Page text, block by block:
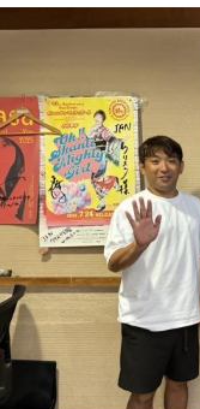
ラジルが1点負けて
すごいんです。それ
には、前半よりもエ
れども、ブラジルの
だ、これは日本だけ
グランドもそういう
ういうスポーツなん
つまり、ベンチから
るほど簡単なスポー
それに対してまた変
はW杯アジア地区最
を引退した後は、サ
ほか、講演会やサッ
活かしながら幅広く
◆福田正博がW杯ブ
藤木：ブラジル戦で
ターセプトからのゴ
は日本がボールを持
ってからブラジルが